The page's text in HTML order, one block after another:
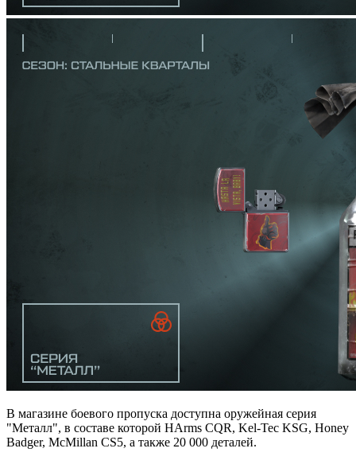
В магазине боевого пропуска доступна оружейная серия
"Металл", в составе которой HArms CQR, Kel-Tec KSG, Honey
Badger, McMillan CS5, а также 20 000 деталей.